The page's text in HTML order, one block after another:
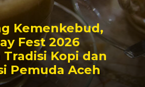
Kemenkebud,
Fest 2026
Tradisi Kopi dan
Pemuda Aceh